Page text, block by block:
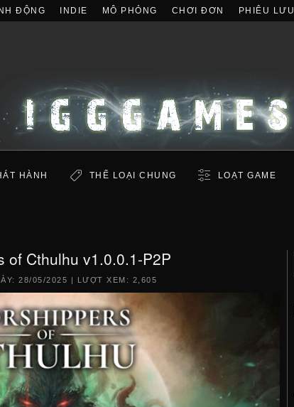
ĐỘNG INDIE MÔ PHỎNG CHƠI ĐƠN PHIÊU LƯU
HÀNH THỂ LOẠI CHUNG LOẠT GAME
of Cthulhu v1.0.0.1-P2P
28/05/2025 | LƯỢT XEM: 2,605